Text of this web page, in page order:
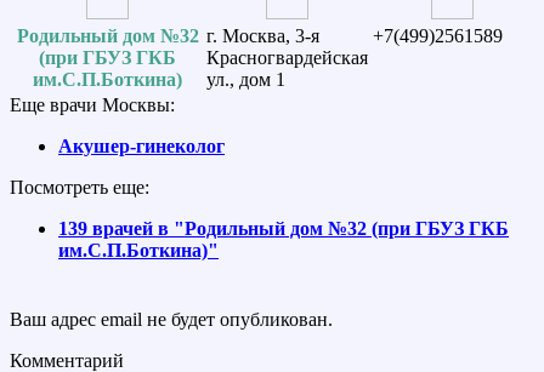
Родильный дом №32
(при ГБУЗ ГКБ
им.С.П.Боткина)
г. Москва, 3-я
Красногвардейская
ул., дом 1
+7(499)2561589
Еще врачи Москвы:
Акушер-гинеколог
Посмотреть еще:
139 врачей в "Родильный дом №32 (при ГБУЗ ГКБ
им.С.П.Боткина)"
Ваш адрес email не будет опубликован.
Комментарий